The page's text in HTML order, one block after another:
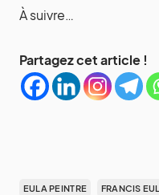
À suivre…
Partagez cet article !
EULA PEINTRE FRANCIS